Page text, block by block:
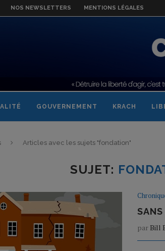
NOS NEWSLETTERS MENTIONS LÉGALES
GOUVERNEMENT KRACH
Articles avec les sujets "fondation"
SUJET:
par Bill